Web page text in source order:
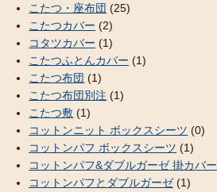
こたつ・座布団 (25)
こたつカバー (2)
コタツカバー (1)
こたつふとんカバー (1)
こたつ布団 (1)
こたつ布団別注 (1)
こたつ敷 (1)
コットンニット ボックスシーツ (0)
コットンパフ ボックスシーツ (1)
コットンパフ&ダブルガーゼ 掛カバー
コットンパフとダブルガーゼ(1)